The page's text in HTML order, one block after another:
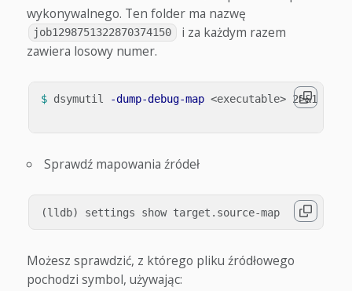
wykonywalnego. Ten folder ma nazwę
job1298751322870374150
i za każdym razem
zawiera losowy numer.
$ dsymutil -dump-debug-map <executable> 2>&1
Sprawdź mapowania źródeł
Możesz sprawdzić, z którego pliku źródłowego
pochodzi symbol, używając: